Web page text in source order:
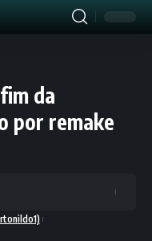
da
por remake